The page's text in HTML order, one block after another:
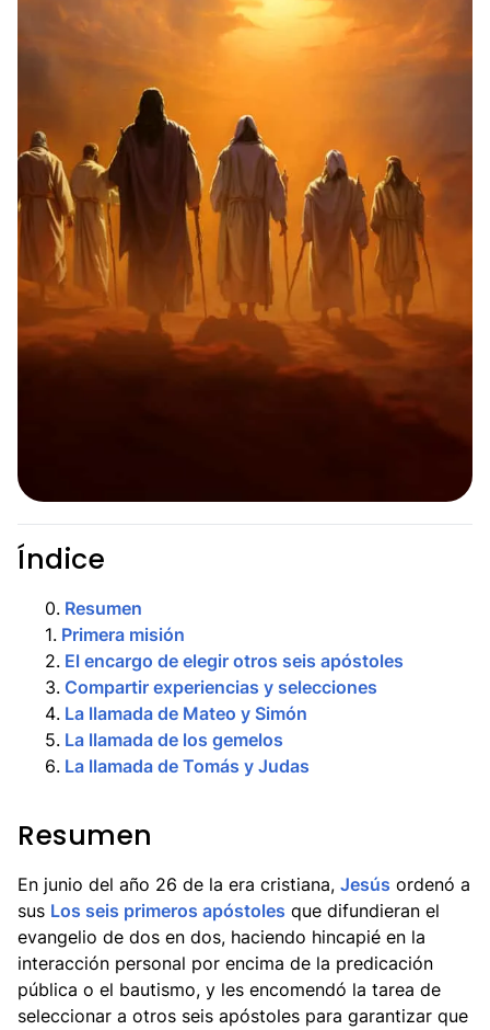
Índice
0. Resumen
1. Primera misión
2. El encargo de elegir otros seis apóstoles
3. Compartir experiencias y selecciones
4. La llamada de Mateo y Simón
5. La llamada de los gemelos
6. La llamada de Tomás y Judas
Resumen
En junio del año 26 de la era cristiana, Jesús ordenó a
sus Los seis primeros apóstoles que difundieran el
evangelio de dos en dos, haciendo hincapié en la
interacción personal por encima de la predicación
pública o el bautismo, y les encomendó la tarea de
seleccionar a otros seis apóstoles para garantizar que